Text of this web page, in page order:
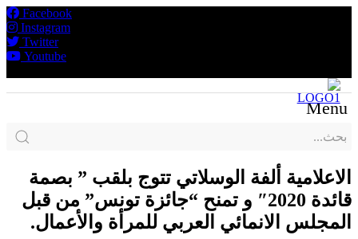
Facebook
Instagram
Twitter
Youtube
Menu
الاعلامية ألفة الوسلاتي تتوج بلقب ” بصمة
قائدة 2020″ و تمنح “جائزة تونس” من قبل
المجلس الانمائي العربي للمرأة والأعمال.